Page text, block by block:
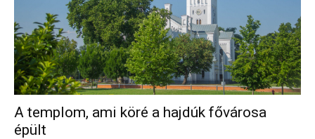
A templom, ami köré a hajdúk fővárosa
épült